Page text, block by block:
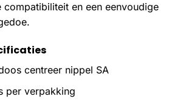
compatibiliteit en een eenvoudige
centreer nippel SA
per verpakking